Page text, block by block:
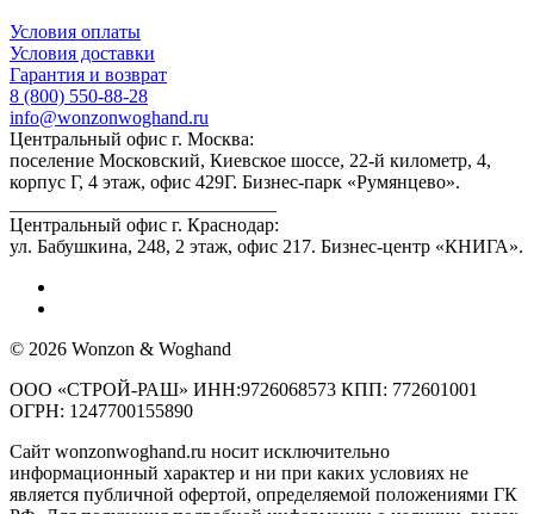
Условия оплаты
Условия доставки
Гарантия и возврат
8 (800) 550-88-28
info@wonzonwoghand.ru
Центральный офис г. Москва:
поселение Московский, Киевское шоссе, 22-й километр, 4,
корпус Г, 4 этаж, офис 429Г. Бизнес-парк «Румянцево».
Центральный офис г. Краснодар:
ул. Бабушкина, 248, 2 этаж, офис 217. Бизнес-центр «КНИГА».
© 2026 Wonzon & Woghand
ООО «СТРОЙ-РАШ» ИНН:9726068573 КПП: 772601001
ОГРН: 1247700155890
Сайт wonzonwoghand.ru носит исключительно
информационный характер и ни при каких условиях не
является публичной офертой, определяемой положениями ГК